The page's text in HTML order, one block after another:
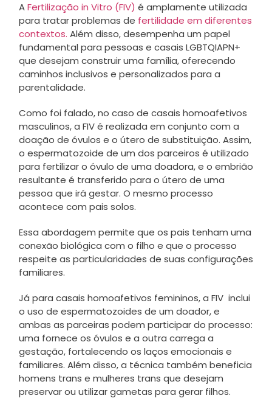
AFertilização in Vitro (FIV) é amplamente utilizada
para tratar problemas de fertilidade em diferentes
contextos. Além disso, desempenha um papel
fundamental para pessoas e casais LGBTQIAPN+
que desejam construir uma família, oferecendo
caminhos inclusivos e personalizados para a
parentalidade.
Como foi falado, no caso de casais homoafetivos
masculinos, a FIV é realizada em conjunto com a
doação de óvulos e o útero de substituição. Assim,
o espermatozoide de um dos parceiros é utilizado
para fertilizar o óvulo de uma doadora, e o embrião
resultante é transferido para o útero de uma
pessoa que irá gestar. O mesmo processo
acontece com pais solos.
Essa abordagem permite que os pais tenham uma
conexão biológica com o filho e que o processo
respeite as particularidades de suas configurações
familiares.
Já para casais homoafetivos femininos, a FIV inclui
o uso de espermatozoides de um doador, e
ambas as parceiras podem participar do processo:
uma fornece os óvulos e a outra carrega a
gestação, fortalecendo os laços emocionais e
familiares. Além disso, a técnica também beneficia
homens trans e mulheres trans que desejam
preservar ou utilizar gametas para gerar filhos.